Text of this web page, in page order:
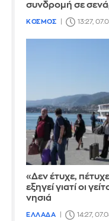
συνδρομή σε
ΚΟΣΜΟΣ 13:27,
«Δεν έτυχε,
εξηγεί γιατί οι
νησιά
ΕΛΛΑΔΑ 14:27,